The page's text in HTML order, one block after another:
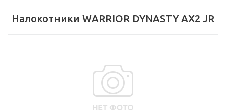
Налокотники WARRIOR DYNASTY AX2 JR